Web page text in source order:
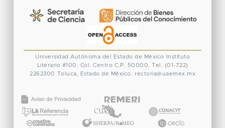
Universidad Autónoma del Estado de México
Instituto
Literario #100. Col. Centro C.P. 50000. Tel. (01-722)
2262300 Toluca, Estado de México. rectoria@uaemex.mx